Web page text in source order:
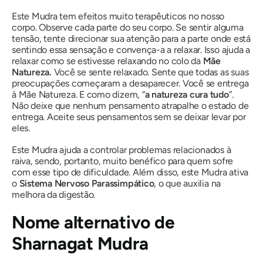
Este Mudratem efeitos muito terapêuticos no nosso
corpo. Observe cada parte do seu corpo. Se sentir alguma
tensão, tente direcionar sua atenção para a parte onde está
sentindo essa sensação e convença-a a relaxar. Isso ajuda a
relaxar como se estivesse relaxando no colo da Mãe
Natureza. Você se sente relaxado. Sente que todas as suas
preocupações começaram a desaparecer. Você se entrega
à Mãe Natureza. E como dizem, “a natureza cura tudo”.
Não deixe que nenhum pensamento atrapalhe o estado de
entrega. Aceite seus pensamentos sem se deixar levar por
eles.
Este Mudraajuda a controlar problemas relacionados à
raiva, sendo, portanto, muito benéfico para quem sofre
com esse tipo de dificuldade. Além disso, este Mudraativa
o Sistema Nervoso Parassimpático, o que auxilia na
melhora da digestão.
Nome alternativo de
Sharnagat Mudra